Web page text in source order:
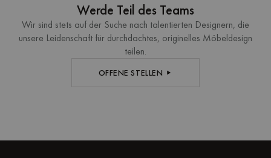
Werde Teil des Teams
Wir sind stets auf der Suche nach talentierten Designern, die
unsere Leidenschaft für durchdachtes, originelles Möbeldesign
teilen.
OFFENE STELLEN